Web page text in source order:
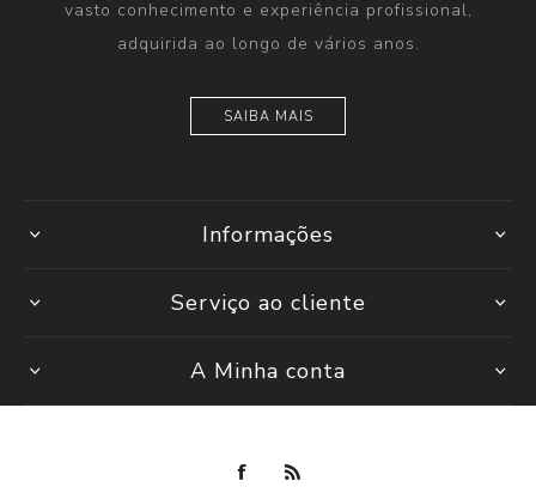
vasto conhecimento e experiência profissional,
adquirida ao longo de vários anos.
SAIBA MAIS
Informações
Serviço ao cliente
A Minha conta